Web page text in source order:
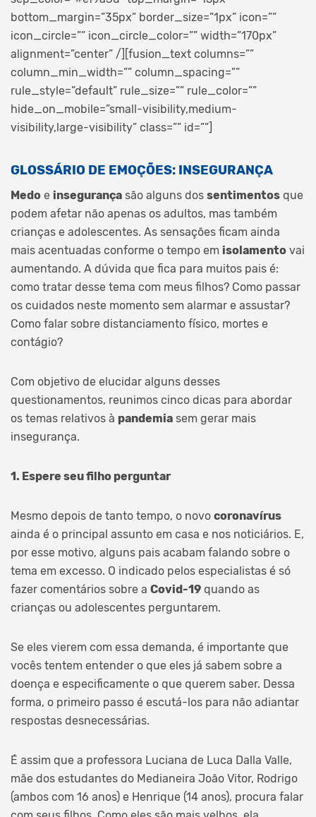
bottom_margin=”35px” border_size=”1px” icon=””
icon_circle=”” icon_circle_color=”” width=”170px”
alignment=”center” /][fusion_text columns=””
column_min_width=”” column_spacing=””
rule_style=”default” rule_size=”” rule_color=””
hide_on_mobile=”small-visibility,medium-
visibility,large-visibility” class=”” id=””]
GLOSSÁRIO DE EMOÇÕES: INSEGURANÇA
Medo e insegurança são alguns dos sentimentos que
podem afetar não apenas os adultos, mas também
crianças e adolescentes. As sensações ficam ainda
mais acentuadas conforme o tempo em isolamento vai
aumentando. A dúvida que fica para muitos pais é:
como tratar desse tema com meus filhos? Como passar
os cuidados neste momento sem alarmar e assustar?
Como falar sobre distanciamento físico, mortes e
contágio?
Com objetivo de elucidar alguns desses
questionamentos, reunimos cinco dicas para abordar
os temas relativos à pandemia sem gerar mais
insegurança.
1. Espere seu filho perguntar
Mesmo depois de tanto tempo, o novo coronavírus
ainda é o principal assunto em casa e nos noticiários. E,
por esse motivo, alguns pais acabam falando sobre o
tema em excesso. O indicado pelos especialistas é só
fazer comentários sobre a Covid-19 quando as
crianças ou adolescentes perguntarem.
Se eles vierem com essa demanda, é importante que
vocês tentem entender o que eles já sabem sobre a
doença e especificamente o que querem saber. Dessa
forma, o primeiro passo é escutá-los para não adiantar
respostas desnecessárias.
É assim que a professora Luciana de Luca Dalla Valle,
mãe dos estudantes do Medianeira João Vitor, Rodrigo
(ambos com 16 anos) e Henrique (14 anos), procura falar